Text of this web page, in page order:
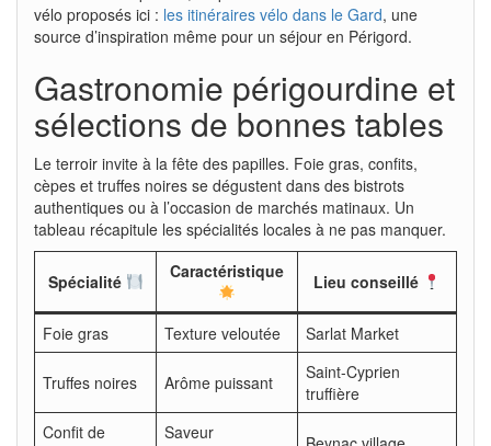
vélo proposés ici : les itinéraires vélo dans le Gard, une
source d’inspiration même pour un séjour en Périgord.
Gastronomie périgourdine et
sélections de bonnes tables
Le terroir invite à la fête des papilles. Foie gras, confits,
cèpes et truffes noires se dégustent dans des bistrots
authentiques ou à l’occasion de marchés matinaux. Un
tableau récapitule les spécialités locales à ne pas manquer.
Spécialité Caractéristique Lieu conseillé
Foie gras Texture veloutée Sarlat Market
Truffes noires Arôme puissant
Saint-Cyprien
truffière
Confit de
Saveur